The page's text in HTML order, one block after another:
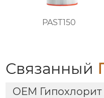
PAST150
Связанный
OEM